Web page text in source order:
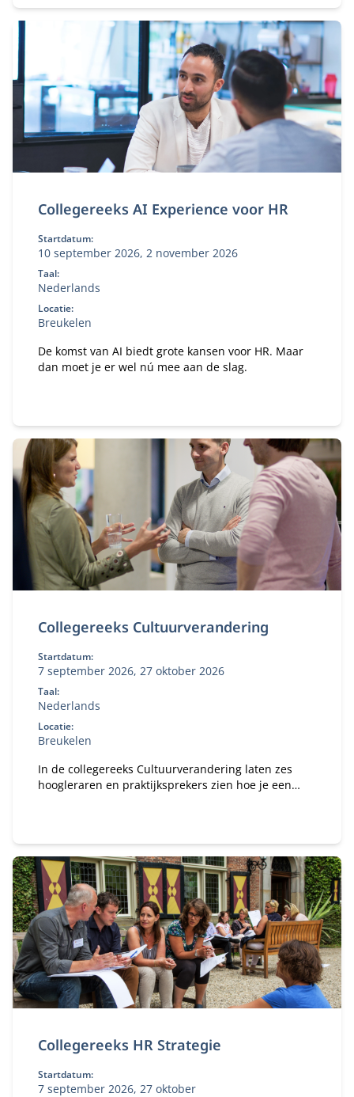
Collegereeks AI Experience voor HR
Startdatum:
10 september 2026, 2 november 2026
Taal:
Nederlands
Locatie:
Breukelen
De komst van AI biedt grote kansen voor HR. Maar
dan moet je er wel nú mee aan de slag.
Collegereeks Cultuurverandering
Startdatum:
7 september 2026, 27 oktober 2026
Taal:
Nederlands
Locatie:
Breukelen
In de collegereeks Cultuurverandering laten zes
hoogleraren en praktijksprekers zien hoe je een
Collegereeks HR Strategie
Startdatum:
7 september 2026, 27 oktober